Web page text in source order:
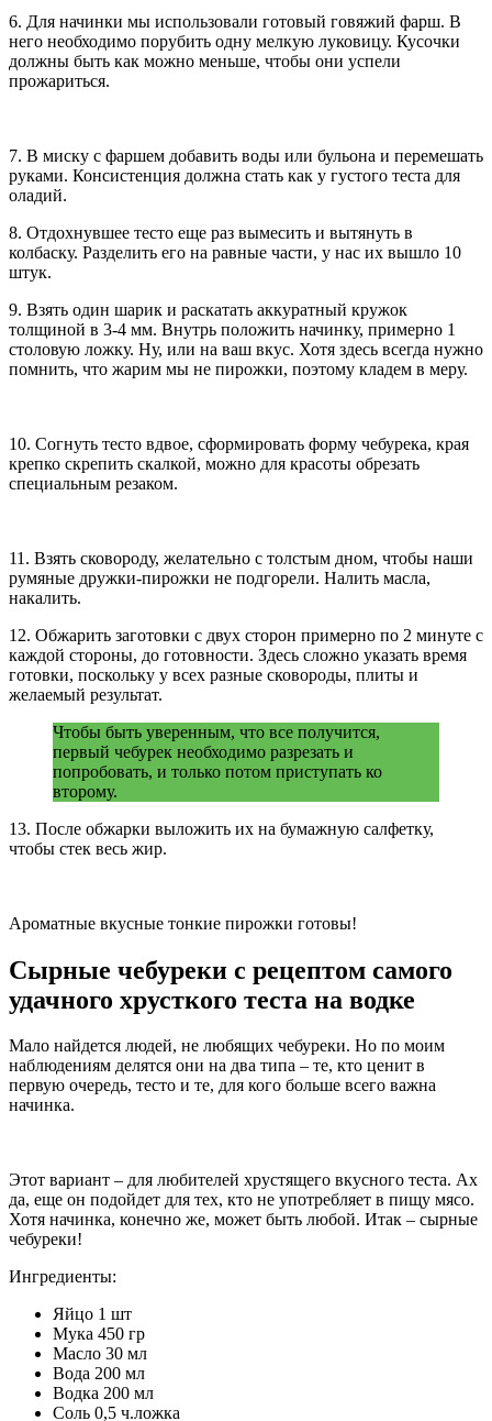
6. Для начинки мы использовали готовый говяжий фарш. В
него необходимо порубить одну мелкую луковицу. Кусочки
должны быть как можно меньше, чтобы они успели
прожариться.
7. В миску с фаршем добавить воды или бульона и перемешать
руками. Консистенция должна стать как у густого теста для
оладий.
8. Отдохнувшее тесто еще раз вымесить и вытянуть в
колбаску. Разделить его на равные части, у нас их вышло 10
штук.
9. Взять один шарик и раскатать аккуратный кружок
толщиной в 3-4 мм. Внутрь положить начинку, примерно 1
столовую ложку. Ну, или на ваш вкус. Хотя здесь всегда нужно
помнить, что жарим мы не пирожки, поэтому кладем в меру.
10. Согнуть тесто вдвое, сформировать форму чебурека, края
крепко скрепить скалкой, можно для красоты обрезать
специальным резаком.
11. Взять сковороду, желательно с толстым дном, чтобы наши
румяные дружки-пирожки не подгорели. Налить масла,
накалить.
12. Обжарить заготовки с двух сторон примерно по 2 минуте с
каждой стороны, до готовности. Здесь сложно указать время
готовки, поскольку у всех разные сковороды, плиты и
желаемый результат.
Чтобы быть уверенным, что все получится,
первый чебурек необходимо разрезать и
попробовать, и только потом приступать ко
второму.
13. После обжарки выложить их на бумажную салфетку,
чтобы стек весь жир.
Ароматные вкусные тонкие пирожки готовы!
Сырные чебуреки с рецептом самого
удачного хрусткого теста на водке
Мало найдется людей, не любящих чебуреки. Но по моим
наблюдениям делятся они на два типа – те, кто ценит в
первую очередь, тесто и те, для кого больше всего важна
начинка.
Этот вариант – для любителей хрустящего вкусного теста. Ах
да, еще он подойдет для тех, кто не употребляет в пищу мясо.
Хотя начинка, конечно же, может быть любой. Итак – сырные
чебуреки!
Ингредиенты:
Яйцо 1 шт
Мука 450 гр
Масло 30 мл
Вода 200 мл
Водка 200 мл
Соль 0,5 ч.ложка